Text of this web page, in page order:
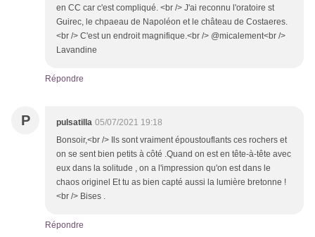
en CC car c'est compliqué. <br /> J'ai reconnu l'oratoire st
Guirec, le chpaeau de Napoléon et le château de Costaeres.
<br /> C'est un endroit magnifique.<br /> @micalement<br />
Lavandine
Répondre
P pulsatilla 05/07/2021 19:18
Bonsoir,<br /> Ils sont vraiment époustouflants ces rochers et
on se sent bien petits à côté .Quand on est en tête-à-tête avec
eux dans la solitude , on a l'impression qu'on est dans le
chaos originel Et tu as bien capté aussi la lumière bretonne !
<br /> Bises .
Répondre